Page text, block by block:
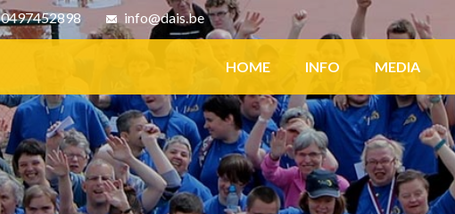
0497452898 info@dais.be Facebook
HOME INFO MEDIA